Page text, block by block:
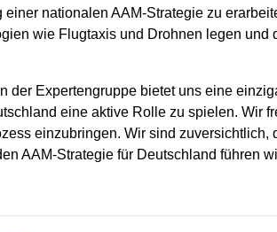
einer nationalen AAM-Strategie zu
wie Flugtaxis und Drohnen legen
der Expertengruppe bietet uns eine
eine aktive Rolle zu spielen. Wir
einzubringen. Wir sind
AAM-Strategie für Deutschland führen